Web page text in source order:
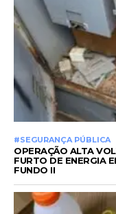
#SEGURANÇA PÚBLICA
OPERAÇÃO ALTA
FURTO DE ENERGIA
FUNDO II